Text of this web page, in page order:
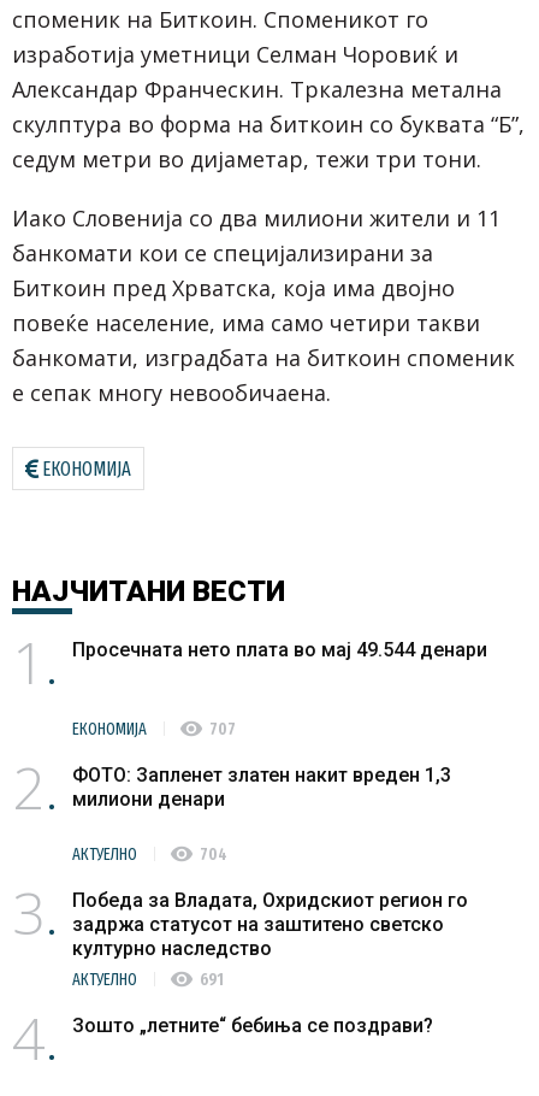
споменик на Биткоин. Споменикот го
изработија уметници Селман Чоровиќ и
Александар Франческин. Тркалезна метална
скулптура во форма на биткоин со буквата “Б”,
седум метри во дијаметар, тежи три тони.
Иако Словенија со два милиони жители и 11
банкомати кои се специјализирани за
Биткоин пред Хрватска, која има двојно
повеќе население, има само четири такви
банкомати, изградбата на биткоин споменик
е сепак многу невообичаена.
ЕКОНОМИЈА
НАЈЧИТАНИ ВЕСТИ
1 Просечната нето плата во мај 49.544 денари
ЕКОНОМИЈА visibility 707
2
ФОТО: Запленет златен накит вреден 1,3
милиони денари
АКТУЕЛНО visibility 704
3
Победа за Владата, Охридскиот регион го
задржа статусот на заштитено светско
културно наследство
АКТУЕЛНО visibility 691
4 Зошто „летните“ бебиња се поздрави?